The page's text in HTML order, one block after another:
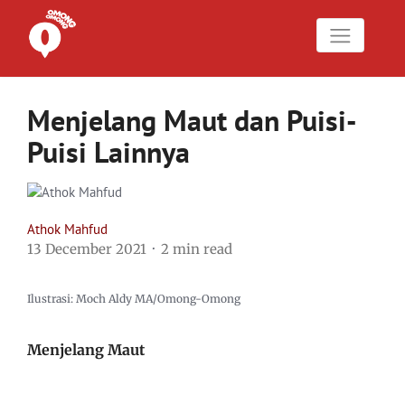
Menjelang Maut dan Puisi-
Puisi Lainnya
Athok Mahfud
13 December 2021
2 min read
Ilustrasi: Moch Aldy MA/Omong-Omong
Menjelang Maut